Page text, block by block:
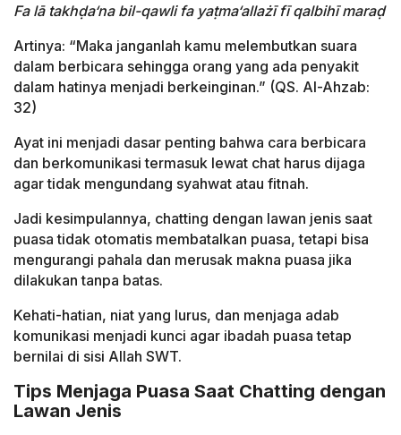
Fa lā takhḍa‘na bil-qawli fa yaṭma‘allażī fī qalbihī maraḍ
Artinya: “Maka janganlah kamu melembutkan suara
dalam berbicara sehingga orang yang ada penyakit
dalam hatinya menjadi berkeinginan.” (QS. Al-Ahzab:
32)
Ayat ini menjadi dasar penting bahwa cara berbicara
dan berkomunikasi termasuk lewat chat harus dijaga
agar tidak mengundang syahwat atau fitnah.
Jadi kesimpulannya, chatting dengan lawan jenis saat
puasa tidak otomatis membatalkan puasa, tetapi bisa
mengurangi pahala dan merusak makna puasa jika
dilakukan tanpa batas.
Kehati-hatian, niat yang lurus, dan menjaga adab
komunikasi menjadi kunci agar ibadah puasa tetap
bernilai di sisi Allah SWT.
Tips Menjaga Puasa Saat Chatting dengan
Lawan Jenis